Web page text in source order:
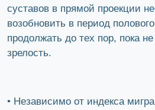
суставов в прямой проекции
возобновить в период
продолжать до тех пор, пока не
зрелость.
• Независимо от индекса